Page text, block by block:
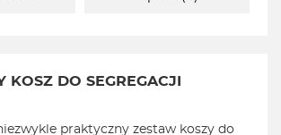
KOSZ DO SEGREGACJI
praktyczny zestaw koszy do